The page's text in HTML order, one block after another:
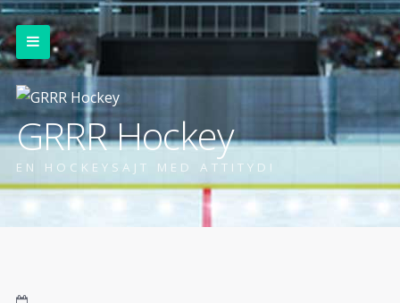
GRRR Hockey
EN HOCKEYSAJT MED ATTITYD!